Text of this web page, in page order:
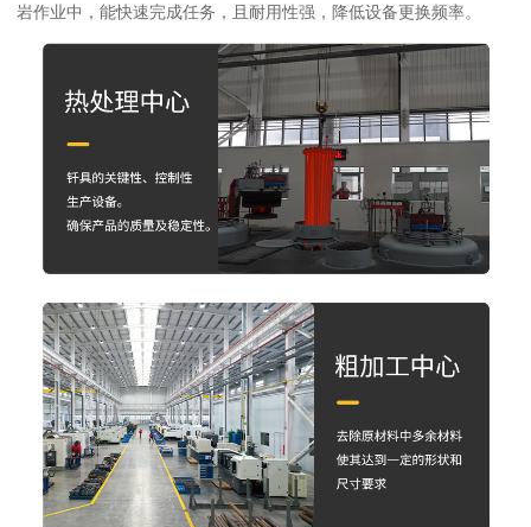
岩作业中，能快速完成任务，且耐用性强，降低设备更换频率。​